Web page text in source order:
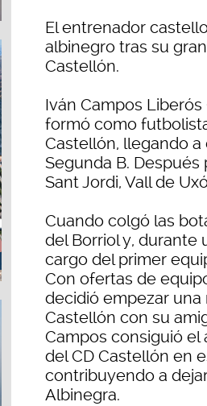
El entrenador
albinegro tras su
Castellón.
Iván Campos
formó como
Castellón, llegando
Segunda B. Después
Sant Jordi, Vall de
Cuando colgó las
del Borriol y, durante
cargo del primer
Con ofertas de
decidió empezar una
Castellón con su
Campos consiguió el
del CD Castellón en
contribuyendo a
Albinegra.